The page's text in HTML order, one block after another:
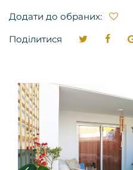
Додати до обраних:
Поділитися